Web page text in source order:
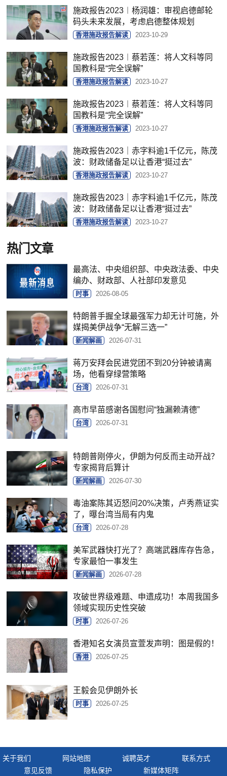
​施政报告2023︱杨润雄：审视启德邮轮
码头未来发展，考虑启德整体规划
香港施政报告解读 2023-10-29
​施政报告2023︱蔡若莲：将人文科等同
国教科是“完全误解”
香港施政报告解读 2023-10-27
​施政报告2023︱蔡若莲：将人文科等同
国教科是“完全误解”
香港施政报告解读 2023-10-27
​施政报告2023｜赤字料逾1千亿元，陈茂
波：财政储备足以让香港“挺过去”
香港施政报告解读 2023-10-27
​施政报告2023｜赤字料逾1千亿元，陈茂
波：财政储备足以让香港“挺过去”
香港施政报告解读 2023-10-27
热门文章
最高法、中央组织部、中央政法委、中央
编办、财政部、人社部印发意见
时事 2026-08-05
特朗普手握全球最强军力却无计可施，外
媒揭美伊战争“无解三选一”
新闻解画 2026-07-31
蒋万安拜会民进党团不到20分钟被请离
场，他看穿绿营策略
台湾 2026-07-31
高市早苗感谢各国慰问“独漏赖清德”
台湾 2026-07-31
特朗普刚停火，伊朗为何反而主动开战？
专家揭背后算计
新闻解画 2026-07-30
毒油案陈其迈怒问20%决策，卢秀燕证实
了，曝台湾当局有内鬼
台湾 2026-07-28
美军武器快打光了？高端武器库存告急，
专家最怕一事发生
新闻解画 2026-07-28
攻破世界级难题、申遗成功！本周我国多
领域实现历史性突破
时事 2026-07-26
香港知名女演员宣萱发声明：图是假的！
香港 2026-07-25
王毅会见伊朗外长
时事 2026-07-25
关于我们 网站地图 诚聘英才
联系方式
意见反馈
隐私保护 新媒体矩阵